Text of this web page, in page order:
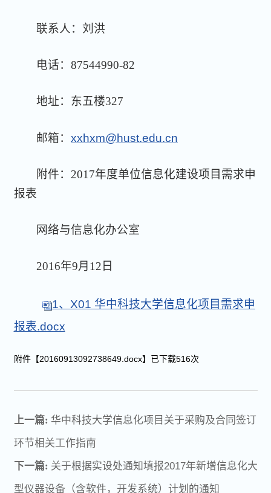
联系人：刘洪
电话：87544990-82
地址：东五楼327
邮箱： xxhxm@hust.edu.cn
附件：2017年度单位信息化建设项目需求申
报表
网络与信息化办公室
2016年9月12日
1、X01 华中科技大学信息化项目需求申
报表.docx
附件【20160913092738649.docx】已下载516次
上一篇: 华中科技大学信息化项目关于采购及合同签订
环节相关工作指南
下一篇: 关于根据实设处通知填报2017年新增信息化大
型仪器设备（含软件，开发系统）计划的通知